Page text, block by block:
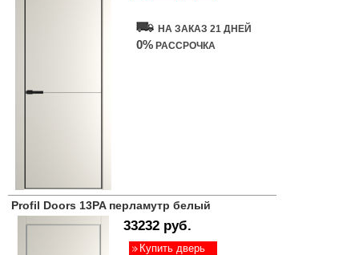
НА ЗАКАЗ 21 ДНЕЙ
0% РАССРОЧКА
Profil Doors 13PA перламутр белый
33232 руб.
Купить дверь